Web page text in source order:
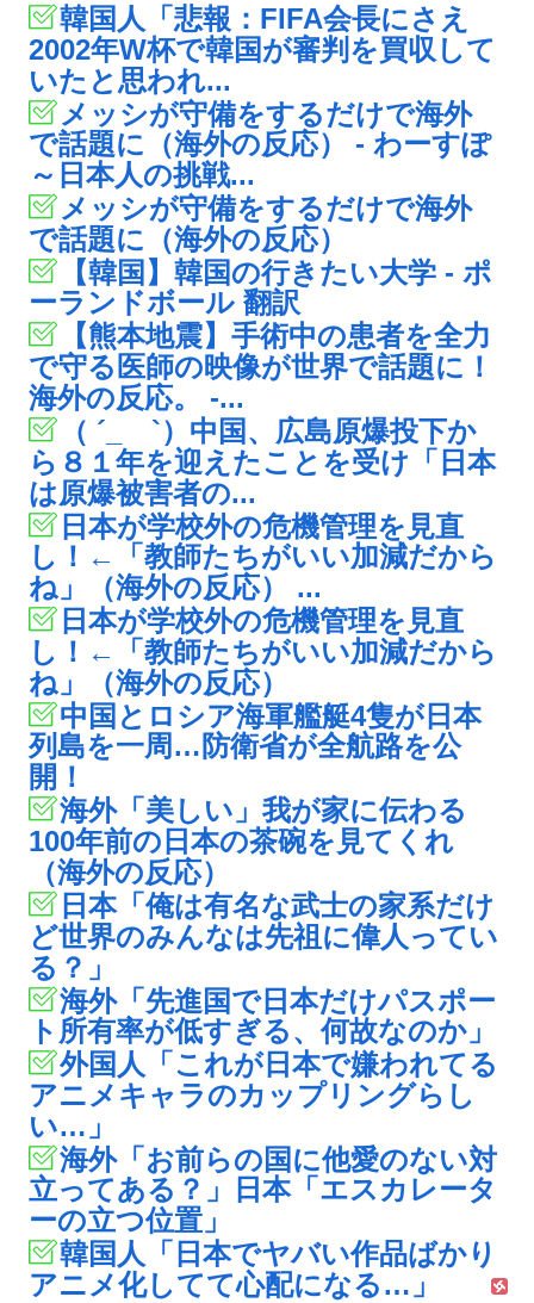
韓国人「悲報：FIFA会長にさえ
2002年W杯で韓国が審判を買収して
いたと思われ...
メッシが守備をするだけで海外
で話題に（海外の反応） - わーすぽ
～日本人の挑戦...
メッシが守備をするだけで海外
で話題に（海外の反応）
【韓国】韓国の行きたい大学 - ポ
ーランドボール 翻訳
【熊本地震】手術中の患者を全力
で守る医師の映像が世界で話題に！
海外の反応。 -...
（ ´_ゝ`）中国、広島原爆投下か
ら８１年を迎えたことを受け「日本
は原爆被害者の...
日本が学校外の危機管理を見直
し！←「教師たちがいい加減だから
ね」（海外の反応） ...
日本が学校外の危機管理を見直
し！←「教師たちがいい加減だから
ね」（海外の反応）
中国とロシア海軍艦艇4隻が日本
列島を一周…防衛省が全航路を公
開！
海外「美しい」我が家に伝わる
100年前の日本の茶碗を見てくれ
（海外の反応）
日本「俺は有名な武士の家系だけ
ど世界のみんなは先祖に偉人ってい
る？」
海外「先進国で日本だけパスポー
ト所有率が低すぎる、何故なのか」
外国人「これが日本で嫌われてる
アニメキャラのカップリングらし
い…」
海外「お前らの国に他愛のない対
立ってある？」日本「エスカレータ
ーの立つ位置」
韓国人「日本でヤバい作品ばかり
アニメ化してて心配になる…」